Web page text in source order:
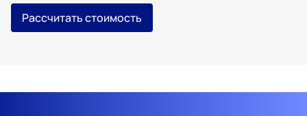
Рассчитать стоимость